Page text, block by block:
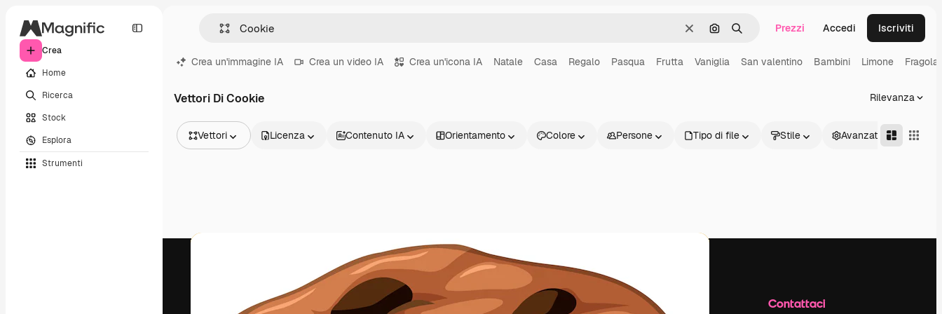
Crea
Home
Ricerca
Stock
Esplora
Strumenti
CancellaCerca per immagine
Ricerca Prezzi Accedi Iscriviti
Crea un'immagine IA Crea un video IA Crea un'icona IA Natale Casa Regalo Pasqua Frutta Vaniglia San valentino Bambini Limone Fragola
Vettori Di Cookie Rilevanza
Vettori
Video
Licenza Contenuto IA Orientamento Colore Persone Tipo di file Stile Avanzate
Prodotti Inizia Azienda Contattaci